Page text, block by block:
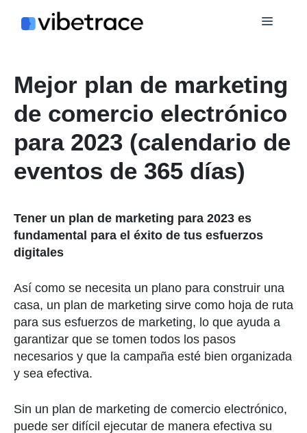
Menú
Mejor plan de marketing
de comercio electrónico
para 2023 (calendario de
eventos de 365 días)
Tener un plan de marketing para 2023 es
fundamental para el éxito de tus esfuerzos
digitales
Así como se necesita un plano para construir una
casa, un plan de marketing sirve como hoja de ruta
para sus esfuerzos de marketing, lo que ayuda a
garantizar que se tomen todos los pasos
necesarios y que la campaña esté bien organizada
y sea efectiva.
Sin un plan de marketing de comercio electrónico,
puede ser difícil ejecutar de manera efectiva su